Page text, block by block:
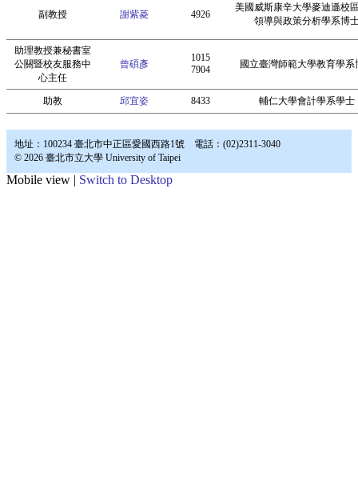
副教授 謝紫菱 4926
美國威斯康辛大學麥迪遜校
領導與政策分析學系博
助理教授兼秘書室
公關暨校友服務中
心主任
曾碩彥
1015
7904
國立臺灣師範大學教育學系
助教 邱宜姿 8433 輔仁大學會計學系學士
地址：100234 臺北市中正區愛國西路1號 電話：(02)2311-3040
© 2026 臺北市立大學 University of Taipei
Mobile view | Switch to Desktop